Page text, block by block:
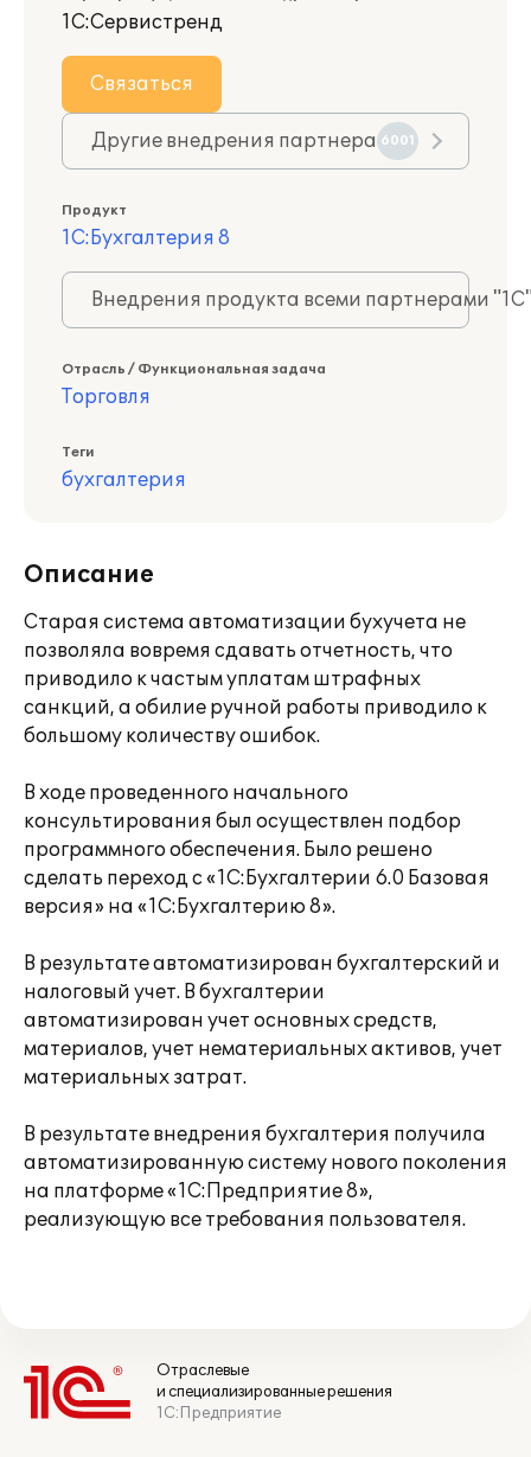
1С:Сервистренд
Связаться
Другие внедрения партнера 6001
Продукт
1С:Бухгалтерия 8
Внедрения продукта всеми партнерами
Отрасль / Функциональная задача
Торговля
Теги
бухгалтерия
Описание
Старая система автоматизации бухучета не
позволяла вовремя сдавать отчетность, что
приводило к частым уплатам штрафных
санкций, а обилие ручной работы приводило к
большому количеству ошибок.
В ходе проведенного начального
консультирования был осуществлен подбор
программного обеспечения. Было решено
сделать переход с «1С:Бухгалтерии 6.0 Базовая
версия» на «1С:Бухгалтерию 8».
В результате автоматизирован бухгалтерский и
налоговый учет. В бухгалтерии
автоматизирован учет основных средств,
материалов, учет нематериальных активов, учет
материальных затрат.
В результате внедрения бухгалтерия получила
автоматизированную систему нового поколения
на платформе «1С:Предприятие 8»,
реализующую все требования пользователя.
Отраслевые
и специализированные решения
1С:Предприятие